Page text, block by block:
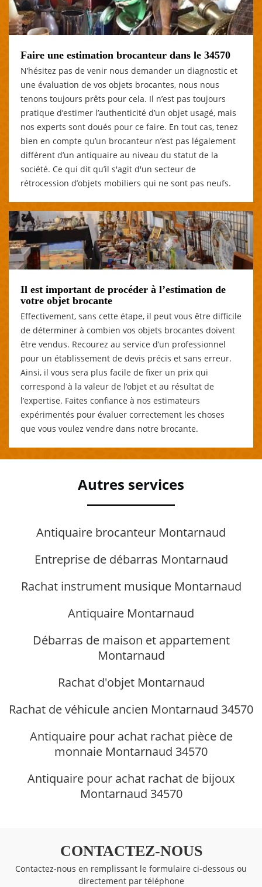
Faire une estimation brocanteur dans le 34570
N’hésitez pas de venir nous demander un diagnostic et
une évaluation de vos objets brocantes, nous nous
tenons toujours prêts pour cela. Il n’est pas toujours
pratique d’estimer l’authenticité d’un objet usagé, mais
nos experts sont doués pour ce faire. En tout cas, tenez
bien en compte qu’un brocanteur n’est pas légalement
différent d’un antiquaire au niveau du statut de la
société. Ce qui dit qu’il s'agit d'un secteur de
rétrocession d’objets mobiliers qui ne sont pas neufs.
Il est important de procéder à l’estimation de
votre objet brocante
Effectivement, sans cette étape, il peut vous être difficile
de déterminer à combien vos objets brocantes doivent
être vendus. Recourez au service d’un professionnel
pour un établissement de devis précis et sans erreur.
Ainsi, il vous sera plus facile de fixer un prix qui
correspond à la valeur de l’objet et au résultat de
l’expertise. Faites confiance à nos estimateurs
expérimentés pour évaluer correctement les choses
que vous voulez vendre dans notre brocante.
Autres services
Antiquaire brocanteur Montarnaud
Entreprise de débarras Montarnaud
Rachat instrument musique Montarnaud
Antiquaire Montarnaud
Débarras de maison et appartement
Montarnaud
Rachat d'objet Montarnaud
Rachat de véhicule ancien Montarnaud 34570
Antiquaire pour achat rachat pièce de
monnaie Montarnaud 34570
Antiquaire pour achat rachat de bijoux
Montarnaud 34570
CONTACTEZ-NOUS
Contactez-nous en remplissant le formulaire ci-dessous ou
directement par téléphone